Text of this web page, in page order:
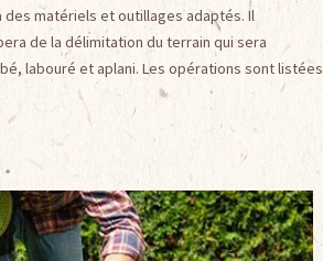
des matériels et outillages adaptés. Il
de la délimitation du terrain qui sera
labouré et aplani. Les opérations sont listées